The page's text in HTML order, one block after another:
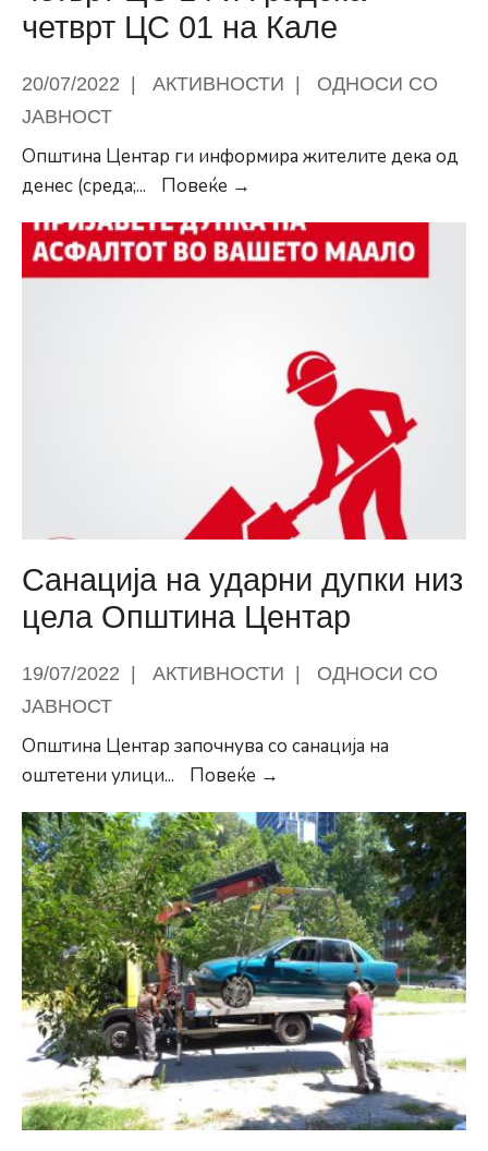
приведено
лице
четврт ЦС 01 на Кале
20/07/2022 | АКТИВНОСТИ |
ОДНОСИ СО
ЈАВНОСТ
Општина Центар ги информира жителите дека од
денес (среда;... Повеќе →
започнуваат
јавните
ДУП-
овите
Градска
14
и
Градска
четврт
ЦС
на
Санација на ударни дупки низ
цела Општина Центар
19/07/2022 АКТИВНОСТИ
ОДНОСИ СО
ЈАВНОСТ
Општина Центар започнува со санација на
оштетени улици... Повеќе →
ударни
дупки
низ
цела
Општина
Центар